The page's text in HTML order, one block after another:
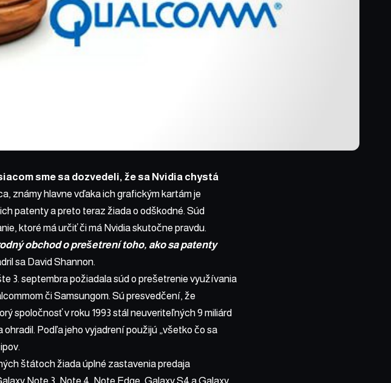
sme sa dozvedeli, že sa Nvidia chystá
známy hlavne vďaka ich grafickým kartám je
patenty a preto teraz žiada o odškodné. Súd
ktoré má určiť či má Nvidia skutočne pravdu.
obchod o prešetrení toho, ako sa patenty
sa David Shannon.
3. septembra požiadala súd o prešetrenie využívania
či Samsungom. Sú presvedčení, že
spoločnosť v roku 1993 stál neuveriteľných 9 miliárd
Podľa jeho vyjadrení použijú „všetko čo sa
štátoch žiada úplné zastavenia predaja